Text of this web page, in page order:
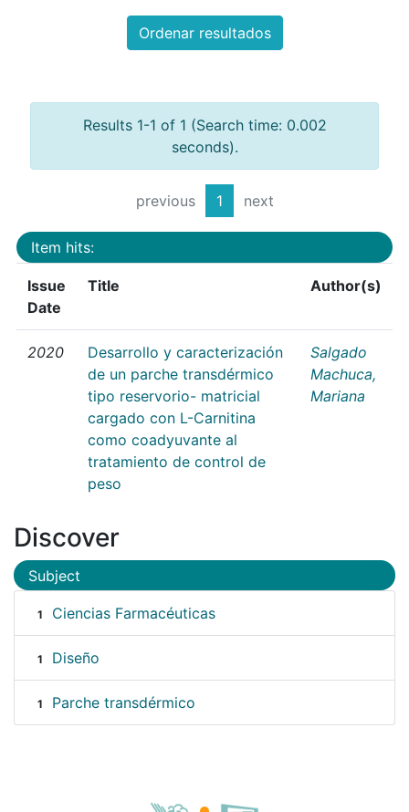
Ordenar resultados
Results 1-1 of 1 (Search time: 0.002
seconds).
previous 1 next
Item hits:
Issue
Date
Title Author(s)
2020
Desarrollo y caracterización
de un parche transdérmico
tipo reservorio- matricial
cargado con L-Carnitina
como coadyuvante al
tratamiento de control de
peso
Salgado
Machuca,
Mariana
Discover
Subject
1 Ciencias Farmacéuticas
1 Diseño
1 Parche transdérmico